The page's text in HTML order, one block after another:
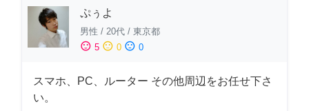
ぷぅよ
男性 / 20代 / 東京都
sentiment_satisfied 5 sentiment_neutral 0 sentiment_dissatisfied 0
スマホ、PC、ルーター その他周辺をお任せ下さ
い。